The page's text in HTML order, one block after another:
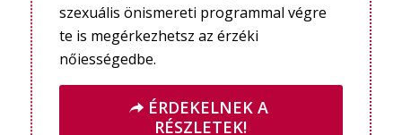
szexuális önismereti programmal végre
te is megérkezhetsz az érzéki
nőiességedbe.
ÉRDEKELNEK A
RÉSZLETEK!